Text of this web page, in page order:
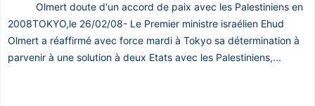
Olmert doute d'un accord de paix avec les Palestiniens en
2008TOKYO,le 26/02/08- Le Premier ministre israélien Ehud
Olmert a réaffirmé avec force mardi à Tokyo sa détermination à
parvenir à une solution à deux Etats avec les Palestiniens,...